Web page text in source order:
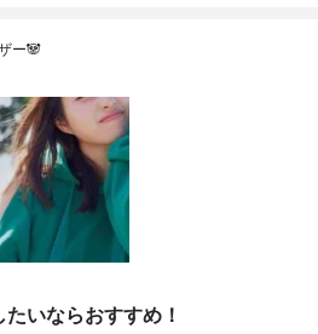
ー🐼
いならおすすめ！